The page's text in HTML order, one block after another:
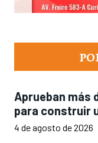
Aprueban más
para construir
4 de agosto de 2026